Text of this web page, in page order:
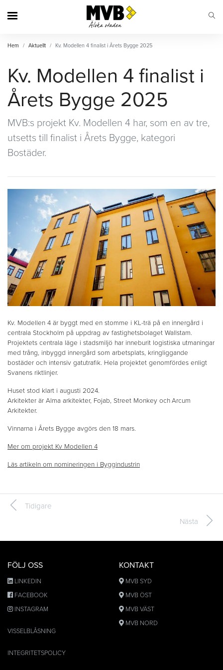
Hem Aktuellt Kv. Modellen 4 finalist i Årets Bygge 2025
Kv. Modellen 4 finalist i
Årets Bygge 2025
MVB:s projekt Kv. Modellen 4 har, som en av tre,
utsetts till finalist i Årets Bygge, kategori
Bostäder.
Kv. Modellen 4 är byggt med en stomme i KL-trä på en innergård i
centrala Stockholm på uppdrag av fastighetsbolaget Wallstam.
Projektets centrala läge i stadsmiljö har inneburit logistiska utmaningar
med trång, inbyggd innergård som arbetsplats, kringliggande
bostäder och intensiv gatutrafik. Hela projektet genomfördes enligt
Svanens riktlinjer.
Huset stod klart i augusti 2024.
Arkitekter är Alma arkitekter, Fojab, Street Monkey ochArcum
Arkitekter.
Vinnarna i Årets Bygge avgörs den 18 mars.
Mer om projekt Kv Modellen 4
Läs artikeln om nomineringen i Byggindustrin
Tidigare
Nästa
FÖLJ OSS
LINKEDIN
FACEBOOK
INSTAGRAM
VISSELBLÅSNING
INTEGRITETSPOLICY
KONTAKT
MVB SYD
MVB ÖST
MVB VÄST
MVB NORD